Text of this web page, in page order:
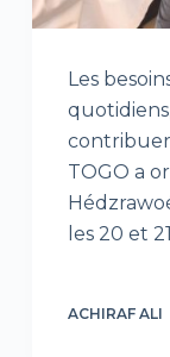
Les
contribuer
TOGO a
les 20 et
ACHIRAF ALI